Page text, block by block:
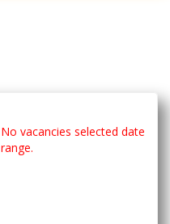
No vacancies selected date
range.